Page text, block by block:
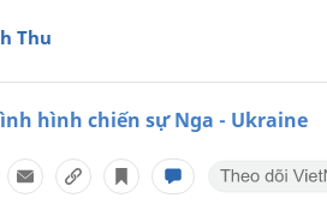
Thu
hình chiến sự Nga - Ukraine